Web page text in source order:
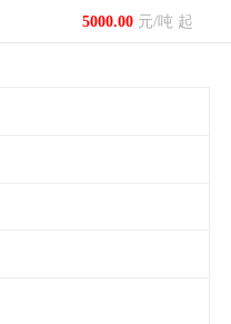
5000.00元/吨 起